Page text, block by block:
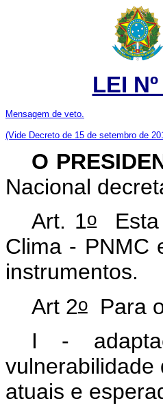
LEI
Mensagem de veto.
(Vide Decreto de 15 de setembro de
O
Nacional
Art. 1oEsta
Clima - PNMC
instrumentos.
Art 2oPara
I -
vulnerabilidade
atuais e